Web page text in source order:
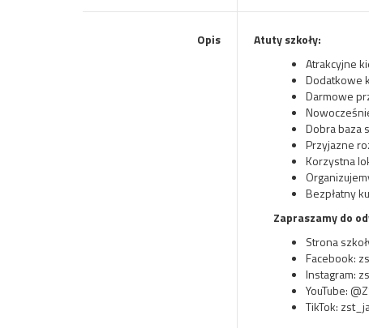
Opis
Atuty szkoły:
Atrakcyjne
Dodatkowe
Darmowe
Dobra baza
Przyjazne
Korzystna
Bezpłatny
Zapraszamy do
Strona
Facebook:
Instagram:
YouTube:
TikTok: